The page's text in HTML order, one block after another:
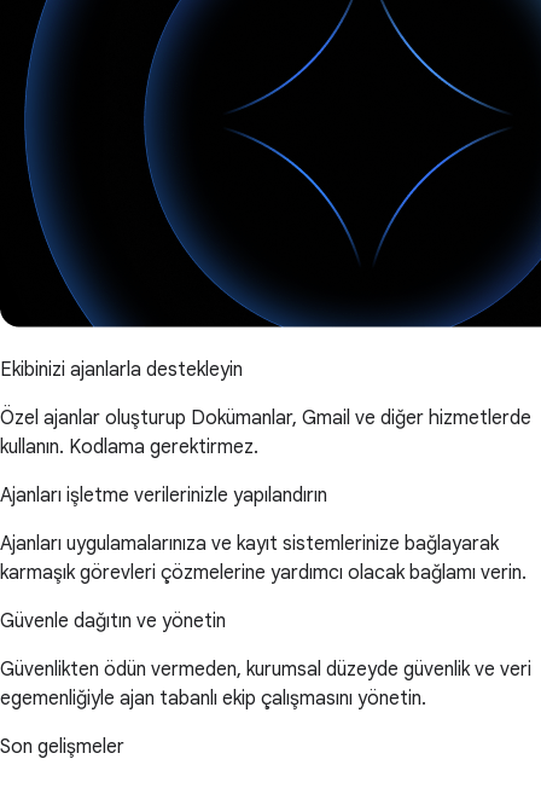
Ekibinizi ajanlarla destekleyin
Özel ajanlar oluşturup Dokümanlar, Gmail ve diğer hizmetlerde
kullanın. Kodlama gerektirmez.
Ajanları işletme verilerinizle yapılandırın
Ajanları uygulamalarınıza ve kayıt sistemlerinize bağlayarak
karmaşık görevleri çözmelerine yardımcı olacak bağlamı verin.
Güvenle dağıtın ve yönetin
Güvenlikten ödün vermeden, kurumsal düzeyde güvenlik ve veri
egemenliğiyle ajan tabanlı ekip çalışmasını yönetin.
Son gelişmeler